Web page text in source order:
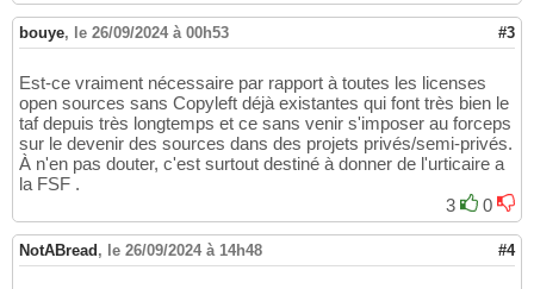
bouye, le 26/09/2024 à 00h53 #3
Est-ce vraiment nécessaire par rapport à toutes les licenses
open sources sans Copyleft déjà existantes qui font très bien le
taf depuis très longtemps et ce sans venir s'imposer au forceps
sur le devenir des sources dans des projets privés/semi-privés.
À n'en pas douter, c'est surtout destiné à donner de l'urticaire a
la FSF .
3
0
NotABread , le 26/09/2024 à 14h48 #4